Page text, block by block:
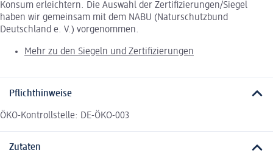
Konsum erleichtern. Die Auswahl der Zertifizierungen/Siegel
haben wir gemeinsam mit dem NABU (Naturschutzbund
Deutschland e. V.) vorgenommen.
Mehr zu den Siegeln und Zertifizierungen
Pflichthinweise
ÖKO-Kontrollstelle: DE-ÖKO-003
Zutaten